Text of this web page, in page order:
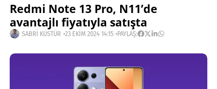
Redmi Note 13 Pro, N11’de
avantajlı fiyatıyla satışta
SABRI KÜSTÜR 23 EKIM 2024 14:15 PAYLAŞ: